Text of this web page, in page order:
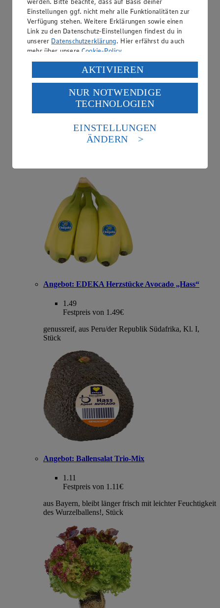
Angebot: EDEKA Herzstücke Avocado „Hass“
1.49
Festpreis von 1.49€
genussreif, aus Peru/der Republik Südafrika, Kl. I,
Stück
Angebot: Ballensalat Trio-Mix
1.11
Festpreis von 1.11€
aus Bayern, bleibt länger frisch mit leichter Feuchtigkeit
des Wurzelballens!, Stück
Einstellungen ggf. nicht mehr alle Funktionalitäten zur
Verfügung stehen. Weitere Erklärungen sowie einen
Link zu den Datenschutz-Einstellungen findest du in
unserer Datenschutzerklärung. Hier erfährst du auch
mehr über unsereCookie-Policy.
Verarbeitung deiner personenbezogenen Daten in den
USA durch Facebook und YouTube:
Wenn du auf „Aktivieren“ klickst, willigst du im Sinne
des Art. 49 Abs. 1 Satz 1 lit. a) DSGVO ein, dass deine
Daten in den USA verarbeitet werden. Der EuGH sieht
die USA als Land mit einem nach europäischen
Standards nicht angemessenen Datenschutzniveau an.
Es besteht das Risiko eines Zugriffs durch US-
Informationen zum Herausgeber der Seite findest du
AKTIVIEREN
NUR NOTWENDIGE
TECHNOLOGIEN
EINSTELLUNGEN
ÄNDERN